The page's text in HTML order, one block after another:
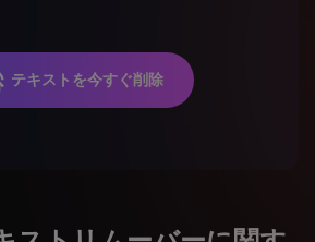
テキストを今すぐ削除